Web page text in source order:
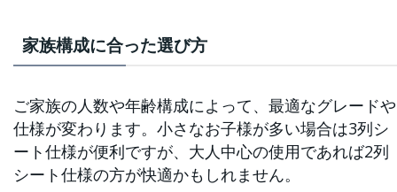
家族構成に合った選び方
ご家族の人数や年齢構成によって、最適なグレードや
仕様が変わります。小さなお子様が多い場合は3列シ
ート仕様が便利ですが、大人中心の使用であれば2列
シート仕様の方が快適かもしれません。